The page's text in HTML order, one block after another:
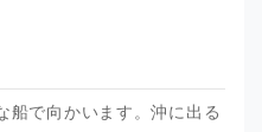
船で向かいます。沖に出る